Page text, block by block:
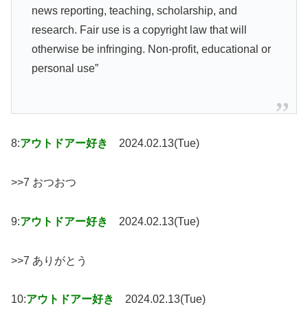
news reporting, teaching, scholarship, and
research. Fair use is a copyright law that will
otherwise be infringing. Non-profit, educational or
personal use”
8:アウトドアー好き 2024.02.13(Tue)
>>7 おつおつ
9:アウトドアー好き 2024.02.13(Tue)
>>7 ありがとう
10:アウトドアー好き 2024.02.13(Tue)